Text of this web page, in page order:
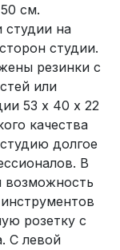
см.
студии на
студии.
резинки с
или
53 х 40 х 22
качества
долгое
В
возможность
розетку с
С левой